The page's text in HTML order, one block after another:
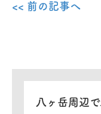
<< 前の記事へ
八ヶ岳周辺